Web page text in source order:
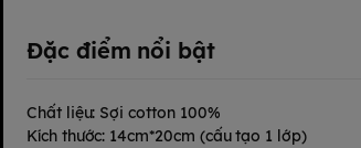
Đặc điểm nổi bật
Chất liệu: Sợi cotton 100%
Kích thước: 14cm*20cm (cấu tạo 1 lớp)